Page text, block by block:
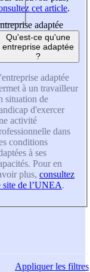
cet article.
adaptée
Qu'est-ce qu'une
entreprise adaptée
?
adaptée
à un travailleur
situation de
d'exercer
activité
dans
conditions
à ses
Pour en
plus, consultez
site de l’UNEA.
Appliquerles filtres